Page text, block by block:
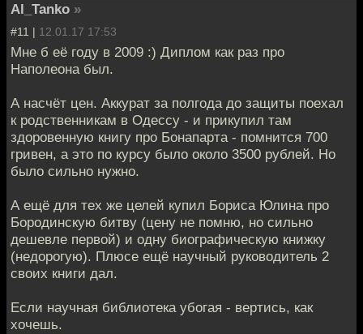
Al_Tanko »
#11 | 12.01.17 17:53
Мне б её году в 2009 :) Диплом как раз про
Наполеона был.
А насчёт цен. Аккурат за полгода до защиты поехал
к родственникам в Одессу - и прикупил там
здоровенную книгу про Бонапарта - помнится 700
гривен, а это по курсу было около 3500 рублей. Но
было сильно нужно.
А ещё для тех же целей купил Бориса Юлина про
Бородинскую битву (цену не помню, но сильно
дешевле первой) и одну биографическую книжку
(недорогую). Плюсе ещё научный руководитель 2
своих книги дал.
Если научная библиотека убогая - вертись, как
хочешь.